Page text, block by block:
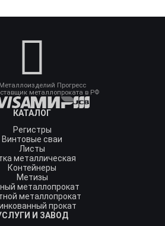
Прогресс
металлопроката в РФ
КАТАЛОГ
Регистры
Винтовые сваи
Листы
металлическая
Контейнеры
Метизы
металлопрокат
металлопрокат
прокат
И ЗАВОД